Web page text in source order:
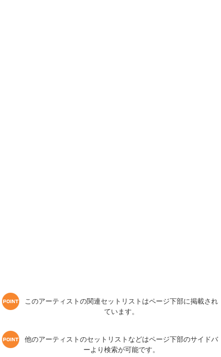
このアーティストの関連セットリストはページ下部に掲載され
ています。
他のアーティストのセットリストなどはページ下部のサイドバ
ーより検索が可能です。